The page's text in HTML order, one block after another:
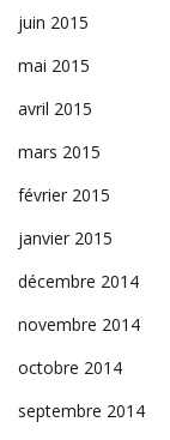
juin 2015
mai 2015
avril 2015
mars 2015
février 2015
janvier 2015
décembre 2014
novembre 2014
octobre 2014
septembre 2014